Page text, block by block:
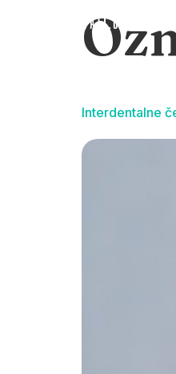
Interdentalne